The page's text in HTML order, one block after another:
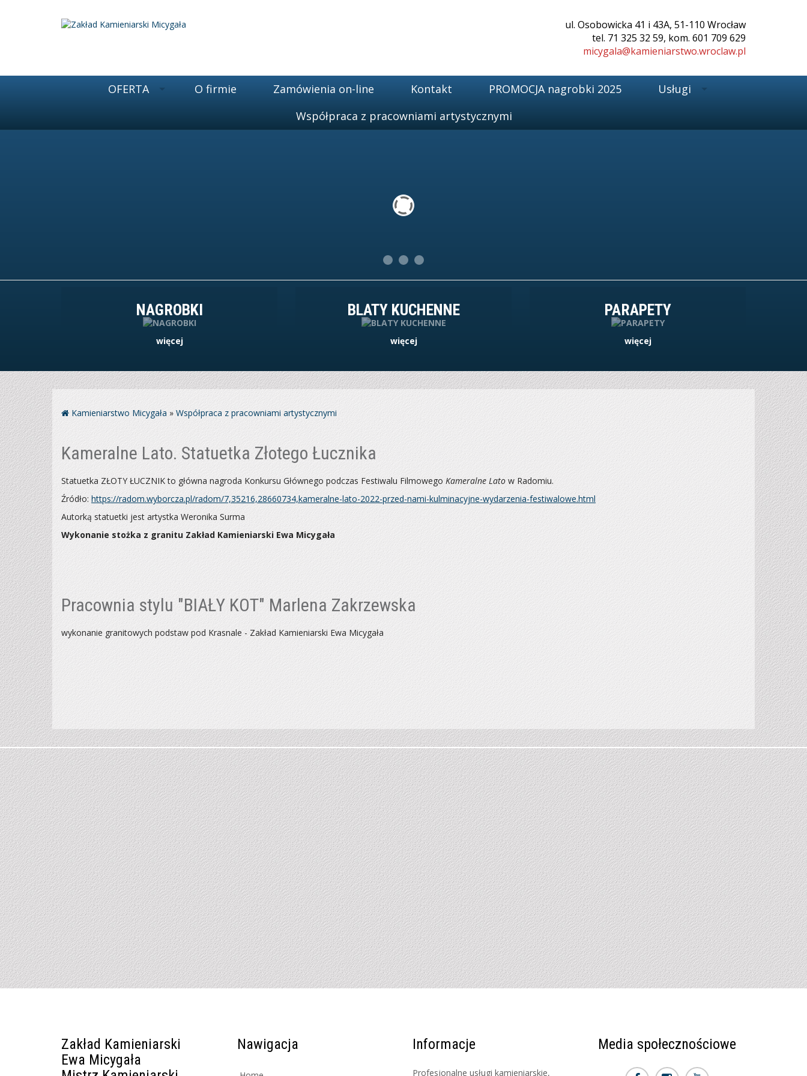
ul. Osobowicka 41 i 43A, 51-110 Wrocław
tel. 71 325 32 59, kom. 601 709 629
micygala@kamieniarstwo.wroclaw.pl
OFERTA O firmie Zamówienia on-line Kontakt PROMOCJA nagrobki 2025
Usługi
Współpraca z pracowniami artystycznymi
NAGROBKI
więcej
BLATY KUCHENNE
więcej
PARAPETY
więcej
Kamieniarstwo Micygała » Współpraca z pracowniami artystycznymi
Kameralne Lato. Statuetka Złotego Łucznika
Statuetka ZŁOTY ŁUCZNIK to główna nagroda Konkursu Głównego podczas Festiwalu Filmowego Kameralne Lato w Radomiu.
Źródło: https://radom.wyborcza.pl/radom/7,35216,28660734,kameralne-lato-2022-przed-nami-kulminacyjne-wydarzenia-festiwalowe.html
Autorką statuetki jest artystka Weronika Surma
Wykonanie stożka z granitu Zakład Kamieniarski Ewa Micygała
Pracownia stylu "BIAŁY KOT" Marlena Zakrzewska
wykonanie granitowych podstaw pod Krasnale - Zakład Kamieniarski Ewa Micygała
Zakład Kamieniarski
Ewa Micygała
Nawigacja Informacje
Profesjonalne usługi kamieniarskie,
Media społecznościowe